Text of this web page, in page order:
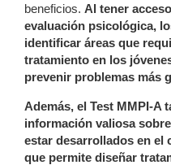
beneficios. Al tener
evaluación psicológica,
identificar áreas que
tratamiento en los
prevenir problemas más
Además, el Test MMPI-A
información valiosa
estar desarrollados en el
que permite diseñar